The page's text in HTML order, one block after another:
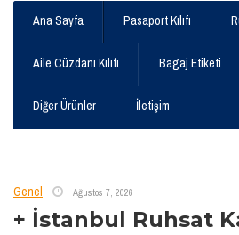
Ana Sayfa Pasaport Kılıfı
Aile Cüzdanı Kılıfı Bagaj Etiketi
Diğer Ürünler İletişim
Genel Ağustos 7, 2026
+ İstanbul Ruhsat